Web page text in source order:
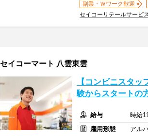
副業・Ｗワーク歓迎
セイコーリテールサービ
セイコーマート 八雲東雲
【コンビニスタ
験からスタートの
給与
時給
雇用形態
アル